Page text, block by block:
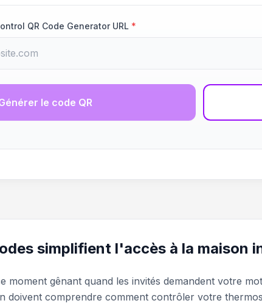
QR Code Generator URL *
le code QR
simplifient l'accès à la maison
moment gênant quand les invités demandent votre
doivent comprendre comment contrôler votre